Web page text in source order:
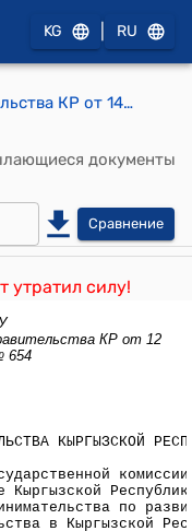
KG RU
Постановление Правительства КР от 14 сентября 1998 года N 607 "Об инициативе Государственной комиссии при Правительстве Кыргызской Республики по развитию предпринимательства по развитию частного предпринимательства в Кыргызской Республике"
документы
Сравнение
утратил силу!